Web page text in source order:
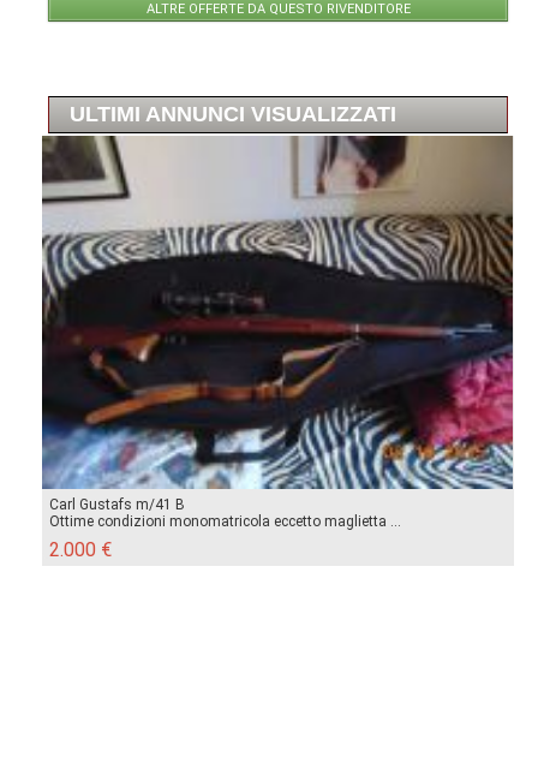
ALTRE OFFERTE DA QUESTO RIVENDITORE
ULTIMI ANNUNCI VISUALIZZATI
Carl Gustafs m/41 B
Ottime condizioni monomatricola eccetto maglietta ...
2.000 €